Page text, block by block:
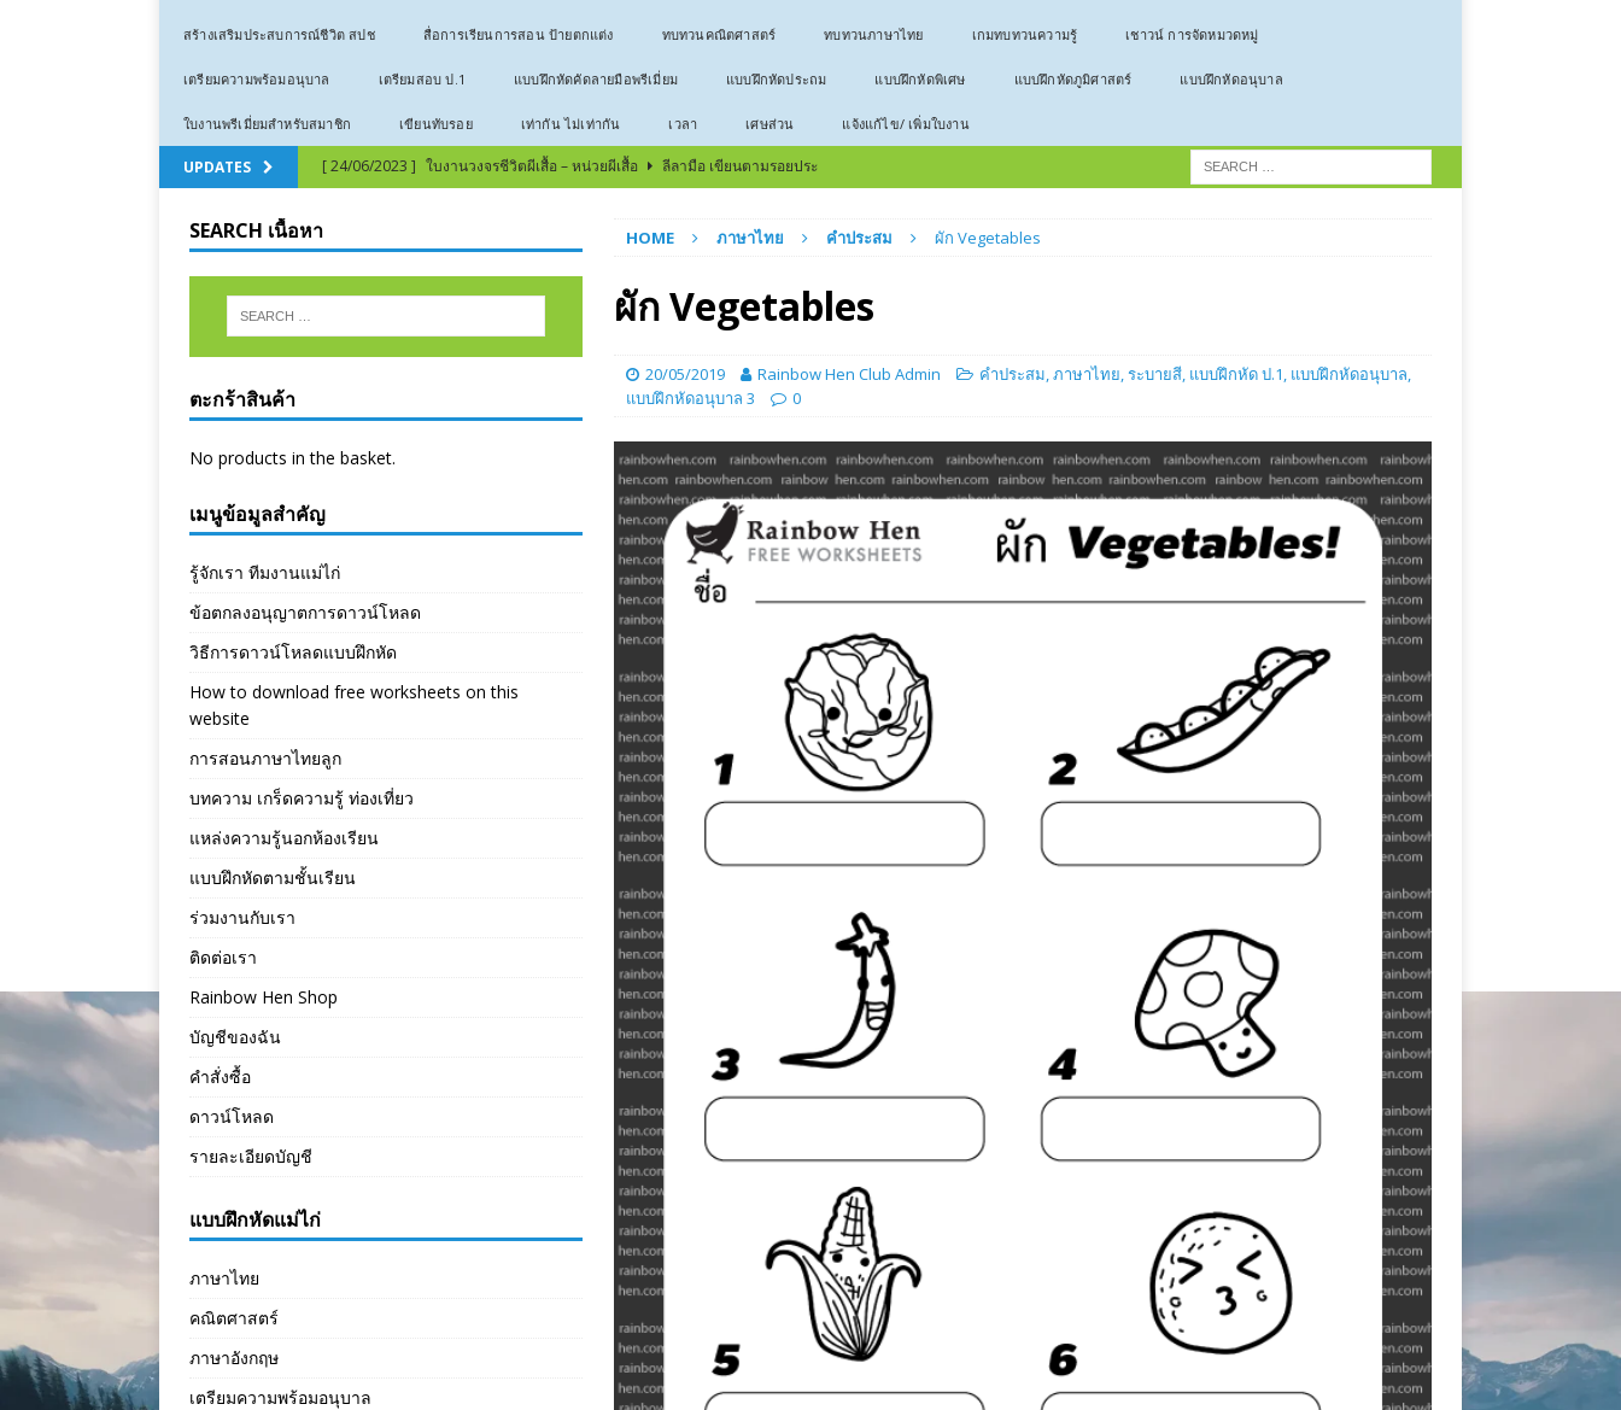
สร้างเสริมประสบการณ์ชีวิต สปช สื่อการเรียนการสอน ป้ายตกแต่ง ทบทวนคณิตศาสตร์ ทบทวนภาษาไทย เกมทบทวนความรู้ เชาวน์ การจัดหมวดหมู่
เตรียมความพร้อมอนุบาล เตรียมสอบ ป.1 แบบฝึกหัดคัดลายมือพรีเมี่ยม แบบฝึกหัดประถม แบบฝึกหัดพิเศษ แบบฝึกหัดภูมิศาสตร์ แบบฝึกหัดอนุบาล
ใบงานพรีเมี่ยมสำหรับสมาชิก เขียนทับรอย เท่ากัน ไม่เท่ากัน เวลา เศษส่วน แจ้งแก้ไข/ เพิ่มใบงาน
UPDATES [ 24/06/2023 ] ใบงานวงจรชีวิตผีเสื้อ – หน่วยผีเสื้อ
ลีลามือ เขียนตามรอยประ
[ 12/03/2023 ] ลีลามือ – หน่วยกบ
ลีลามือ เขียนตามรอยประ
ลีลามือ – ธีมเสือ ธีมวันสงกรานต์
ลีลามือ เขียนตามรอยประ
ประโยค
สอนไม่จำ ทำไม่ได้! ทำยังไงให้เด็กรักวิชาเลข
บทความสอนและเรียนให้สนุก
บทความสอนและเรียนให้สนุก
[ 24/06/2023 ]
คัดลายมือเลขไทย ตัวใหญ่สำหรับหัดคัด คณิตศาสตร์
HOME ภาษาไทย คำประสม ผัก Vegetables
ผัก Vegetables
20/05/2019 Rainbow Hen Club Admin คำประสม,ภาษาไทย,ระบายสี, แบบฝึกหัด ป.1, แบบฝึกหัดอนุบาล,
แบบฝึกหัดอนุบาล 3
0
SEARCH เนื้อหา
ตะกร้าสินค้า
No products in the basket.
เมนูข้อมูลสำคัญ
รู้จักเรา ทีมงานแม่ไก่
ข้อตกลงอนุญาตการดาวน์โหลด
วิธีการดาวน์โหลดแบบฝึกหัด
How to download free worksheets on this
website
การสอนภาษาไทยลูก
บทความ เกร็ดความรู้ ท่องเที่ยว
แหล่งความรู้นอกห้องเรียน
แบบฝึกหัดตามชั้นเรียน
ร่วมงานกับเรา
ติดต่อเรา
Rainbow Hen Shop
บัญชีของฉัน
คำสั่งซื้อ
ดาวน์โหลด
รายละเอียดบัญชี
แบบฝึกหัดแม่ไก่
ภาษาไทย
คณิตศาสตร์
ภาษาอังกฤษ
เตรียมความพร้อมอนุบาล